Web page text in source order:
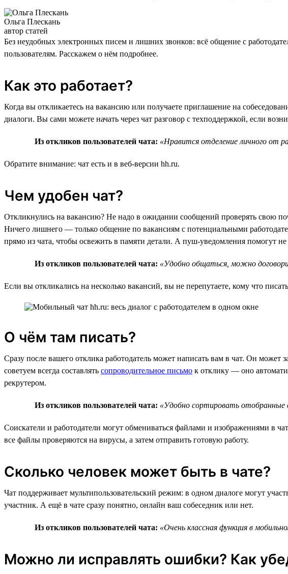
Ольга Плескань
автор статей
Без неудобных электронных писем и лишних звонков: всё общение с
пользователям. Расскажем о нём подробнее.
Как это работает?
Когда вы откликаетесь на вакансию или получаете приглашение на
диалоги. Вы сами можете начать через чат разговор с техподдержкой, если
Из откликов пользователей чата: «Нравится отделение личного от
Обратите внимание: чат есть и в веб-версии hh.ru.
Чем удобен чат?
Откликнулись на вакансию? Не надо в ожидании сообщений проверять свою
Ничего лишнего — только общение по вакансиям с потенциальными
прямо из чата, чтобы освежить в памяти детали. А пуш-уведомления помогут
Из откликов пользователей чата: «Удобно общаться, можно
Если вы откликались на несколько вакансий, вы не перепутаете, кому что
О чём там писать?
Сразу после вашего отклика работодатель может написать вам в чат. Он
советуем всегда составлять сопроводительное письмо к отклику — оно
рекрутером.
Из откликов пользователей чата: «Удобно сортировать отобранные
Соискатели и работодатели могут обмениваться файлами и изображениями в
все файлы проверяются на вирусы, а затем отправить готовую работу.
Сколько человек может быть в чате?
Чат поддерживает мультипользовательский режим: в одном диалоге могут
участник. А ещё в чате сразу понятно, онлайн ваш собеседник или нет.
Из откликов пользователей чата: «Очень классная функция в
Можно ли исправлять ошибки? Как